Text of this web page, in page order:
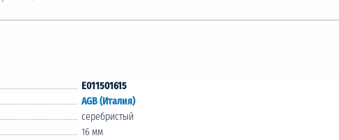
E011501615
AGB (Италия)
серебристый
16 мм